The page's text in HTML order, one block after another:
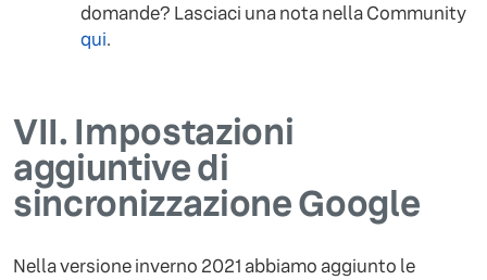
domande? Lasciaci una nota nella Community
qui.
VII. Impostazioni
aggiuntive di
sincronizzazione Google
Nella versione inverno 2021 abbiamo aggiunto le